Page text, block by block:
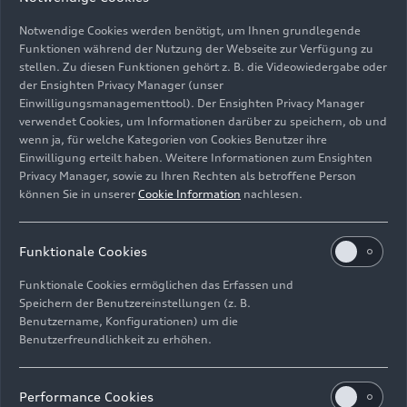
Audi R8 LMS #39 (Audi Sport Team Land), Christopher
Haase/Christopher Mies/Patric Niederhauser
Bild-Nr: A232462 · Copyright: Ferdi Kräling Motorsport-
Bild GmbH
Rechte: Verwendung für Pressezwecke honorarfrei
ImpressumRechtliches Hinweisgebersystem
Notwendige Cookies werden benötigt, um Ihnen grundlegende
Funktionen während der Nutzung der Webseite zur Verfügung zu
stellen. Zu diesen Funktionen gehört z. B. die Videowiedergabe oder
der Ensighten Privacy Manager (unser
Einwilligungsmanagementtool). Der Ensighten Privacy Manager
verwendet Cookies, um Informationen darüber zu speichern, ob und
wenn ja, für welche Kategorien von Cookies Benutzer ihre
Einwilligung erteilt haben. Weitere Informationen zum Ensighten
Privacy Manager, sowie zu Ihren Rechten als betroffene Person
können Sie in unserer Cookie Information nachlesen.
Funktionale Cookies
Funktionale Cookies ermöglichen das Erfassen und
Speichern der Benutzereinstellungen (z. B.
Benutzername, Konfigurationen) um die
Benutzerfreundlichkeit zu erhöhen.
Performance Cookies